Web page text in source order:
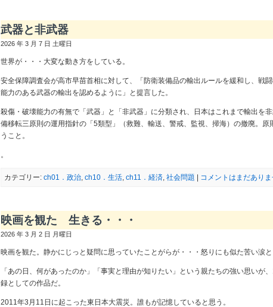
武器と非武器
2026 年 3 月 7 日 土曜日
世界が・・・大変な動き方をしている。
安全保障調査会が高市早苗首相に対して、「防衛装備品の輸出ルールを緩和し、戦
能力のある武器の輸出を認めるように」と提言した。
殺傷・破壊能力の有無で「武器」と「非武器」に分類され、日本はこれまで輸出を
備移転三原則の運用指針の「5類型」（救難、輸送、警戒、監視、掃海）の撤廃。原
うこと。
。
カテゴリー: ch01．政治, ch10．生活, ch11．経済, 社会問題 コメントはまだあり
映画を観た 生きる・・・
2026 年 3 月 2 日 月曜日
映画を観た。静かにじっと疑問に思っていたことがらが・・・怒りにも似た苦い涙と
「あの日、何があったのか」「事実と理由が知りたい」という親たちの強い思いが
録としての作品だ。
2011年3月11日に起こった東日本大震災。誰もが記憶していると思う。